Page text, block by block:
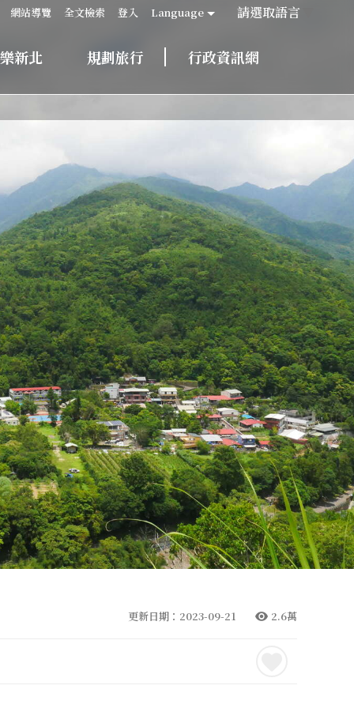
網站導覽 全文檢索 登入 Language 請選取語言
新北 規劃旅行 行政資訊網
更新日期：2023-09-21 2.6萬